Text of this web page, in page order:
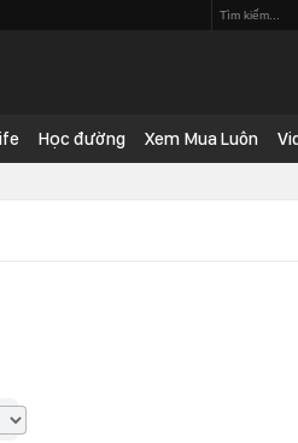
Học đường Xem Mua Luôn